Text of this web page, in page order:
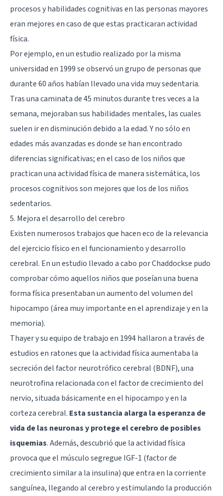
procesos y habilidades cognitivas en las personas mayores
eran mejores en caso de que estas practicaran actividad
física.
Por ejemplo, en un estudio realizado por la misma
universidad en 1999 se observó un grupo de personas que
durante 60 años habían llevado una vida muy sedentaria.
Tras una caminata de 45 minutos durante tres veces a la
semana, mejoraban sus habilidades mentales, las cuales
suelen ir en disminución debido a la edad. Y no sólo en
edades más avanzadas es donde se han encontrado
diferencias significativas; en el caso de los niños que
practican una actividad física de manera sistemática, los
procesos cognitivos son mejores que los de los niños
sedentarios.
5. Mejora el desarrollo del cerebro
Existen numerosos trabajos que hacen eco de la relevancia
del ejercicio físico en el funcionamiento y desarrollo
cerebral. En un estudio llevado a cabo por Chaddockse pudo
comprobar cómo aquellos niños que poseían una buena
forma física presentaban un aumento del volumen del
hipocampo (área muy importante en el aprendizaje y en la
memoria).
Thayer y su equipo de trabajo en 1994 hallaron a través de
estudios en ratones que la actividad física aumentaba la
secreción del factor neurotrófico cerebral (BDNF), una
neurotrofina relacionada con el factor de crecimiento del
nervio, situada básicamente en el hipocampo y en la
corteza cerebral. Esta sustancia alarga la esperanza de
vida de las neuronas y protege el cerebro de posibles
isquemias. Además, descubrió que la actividad física
provoca que el músculo segregue IGF-1 (factor de
crecimiento similar a la insulina) que entra en la corriente
sanguínea, llegando al cerebro y estimulando la producción